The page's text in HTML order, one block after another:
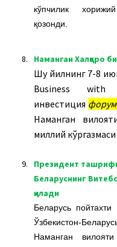
кўпчилик
қозонди.
8. Наманган Халқаро
Шу йилнинг 7-8
Business with
инвестиция
Наманган
миллий
9.
Президент
Беларуснинг
қилади
Беларусь
Ўзбекистон-
Наманган